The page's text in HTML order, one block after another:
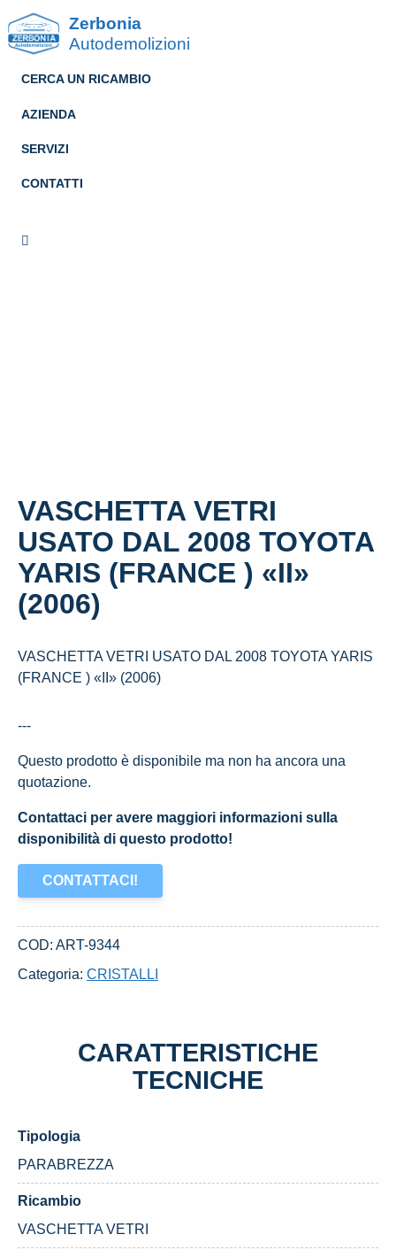
Zerbonia
Autodemolizioni
CERCA UN RICAMBIO
AZIENDA
SERVIZI
CONTATTI
VASCHETTA VETRI
USATO DAL 2008 TOYOTA
YARIS (FRANCE ) «II»
(2006)
VASCHETTA VETRI USATO DAL 2008 TOYOTA YARIS
(FRANCE ) «II» (2006)
---
Questo prodotto è disponibile ma non ha ancora una
quotazione.
Contattaci per avere maggiori informazioni sulla
disponibilità di questo prodotto!
CONTATTACI!
COD: ART-9344
Categoria: CRISTALLI
CARATTERISTICHE
TECNICHE
Tipologia
PARABREZZA
Ricambio
VASCHETTA VETRI